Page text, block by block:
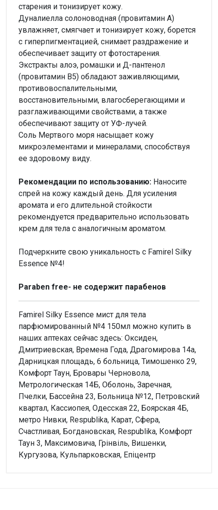
старения и тонизирует кожу.
Дуналиелла солоноводная (провитамин A)
увлажняет, смягчает и тонизирует кожу, борется
с гиперпигментацией, снимает раздражение и
обеспечивает защиту от фотостарения.
Экстракты алоэ, ромашки и Д-пантенол
(провитамин B5) обладают заживляющими,
противовоспалительными,
восстановительными, влагосберегающими и
разглаживающими свойствами, а также
обеспечивают защиту от УФ-лучей.
Соль Мертвого моря насыщает кожу
микроэлементами и минералами, способствуя
ее здоровому виду.
Рекомендации по использованию: Наносите
спрей на кожу каждый день. Для усиления
аромата и его длительной стойкости
рекомендуется предварительно использовать
крем для тела с аналогичным ароматом.
Подчеркните свою уникальность с Famirel Silky
Essence №4!
Paraben free- не содержит парабенов
Famirel Silky Essence мист для тела
парфюмированный №4 150мл можно купить в
наших аптеках сейчас здесь: Оксиден,
Дмитриевская, Времена Года, Драгомирова 14а,
Дарницкая площадь, 6 больница, Тимошенко 29,
Комфорт Таун, Бровары Черновола,
Метрологическая 14Б, Оболонь, Заречная,
Пчелки, Бассейна 23, Больница №12, Петровский
квартал, Кассиопея, Одесская 22, Боярская 4Б,
метро Нивки, Respublika, Карат, Сфера,
Счастливая, Богдановская, Respublika, Комфорт
Таун 3, Максимовича, Грінвіль, Вишенки,
Кургузова, Кульпарковская, Епіцентр